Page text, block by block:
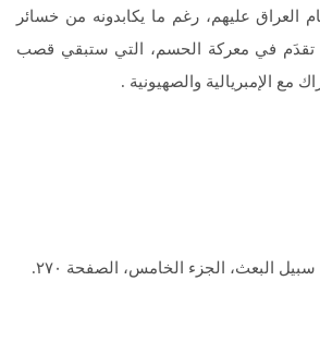
العراق عليهم، رغم ما يكابدونه من خسائر
تقدَم في معركة الحسم، التي ستبقي قصب
مع الإمبريالية والصهيونية .